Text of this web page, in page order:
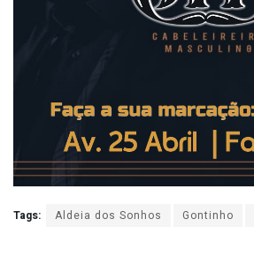
Tags: Aldeia dos Sonhos Gontinho